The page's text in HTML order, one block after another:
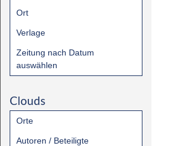
Ort
Verlage
Zeitung nach Datum
auswählen
Clouds
Orte
Autoren / Beteiligte